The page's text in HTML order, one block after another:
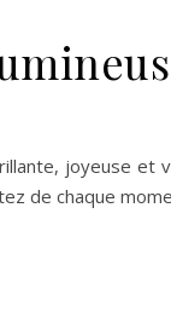
joyeuse et
de chaque